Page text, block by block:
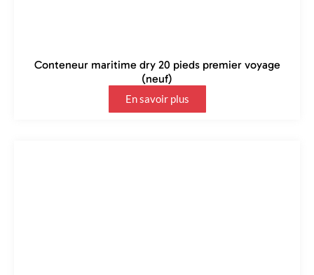
Conteneur maritime dry 20 pieds premier voyage
(neuf)
En savoir plus